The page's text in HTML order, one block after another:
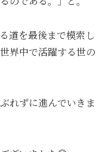
道を最後まで模索し
界中で活躍する世の
れずに進んでいきま